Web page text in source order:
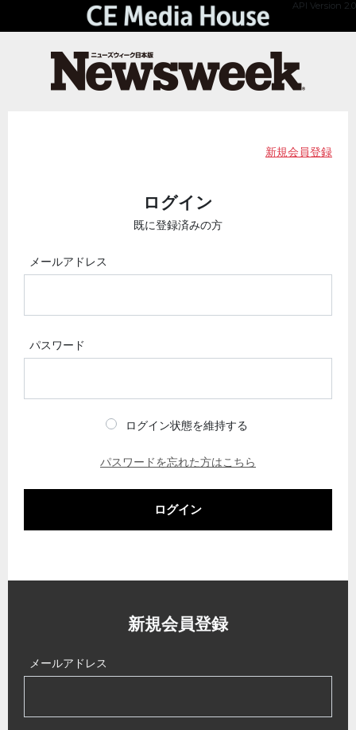
API Version 2.0
新規会員登録
ログイン
既に登録済みの方
メールアドレス
パスワード
ログイン状態を維持する
パスワードを忘れた方はこちら
ログイン
新規会員登録
メールアドレス